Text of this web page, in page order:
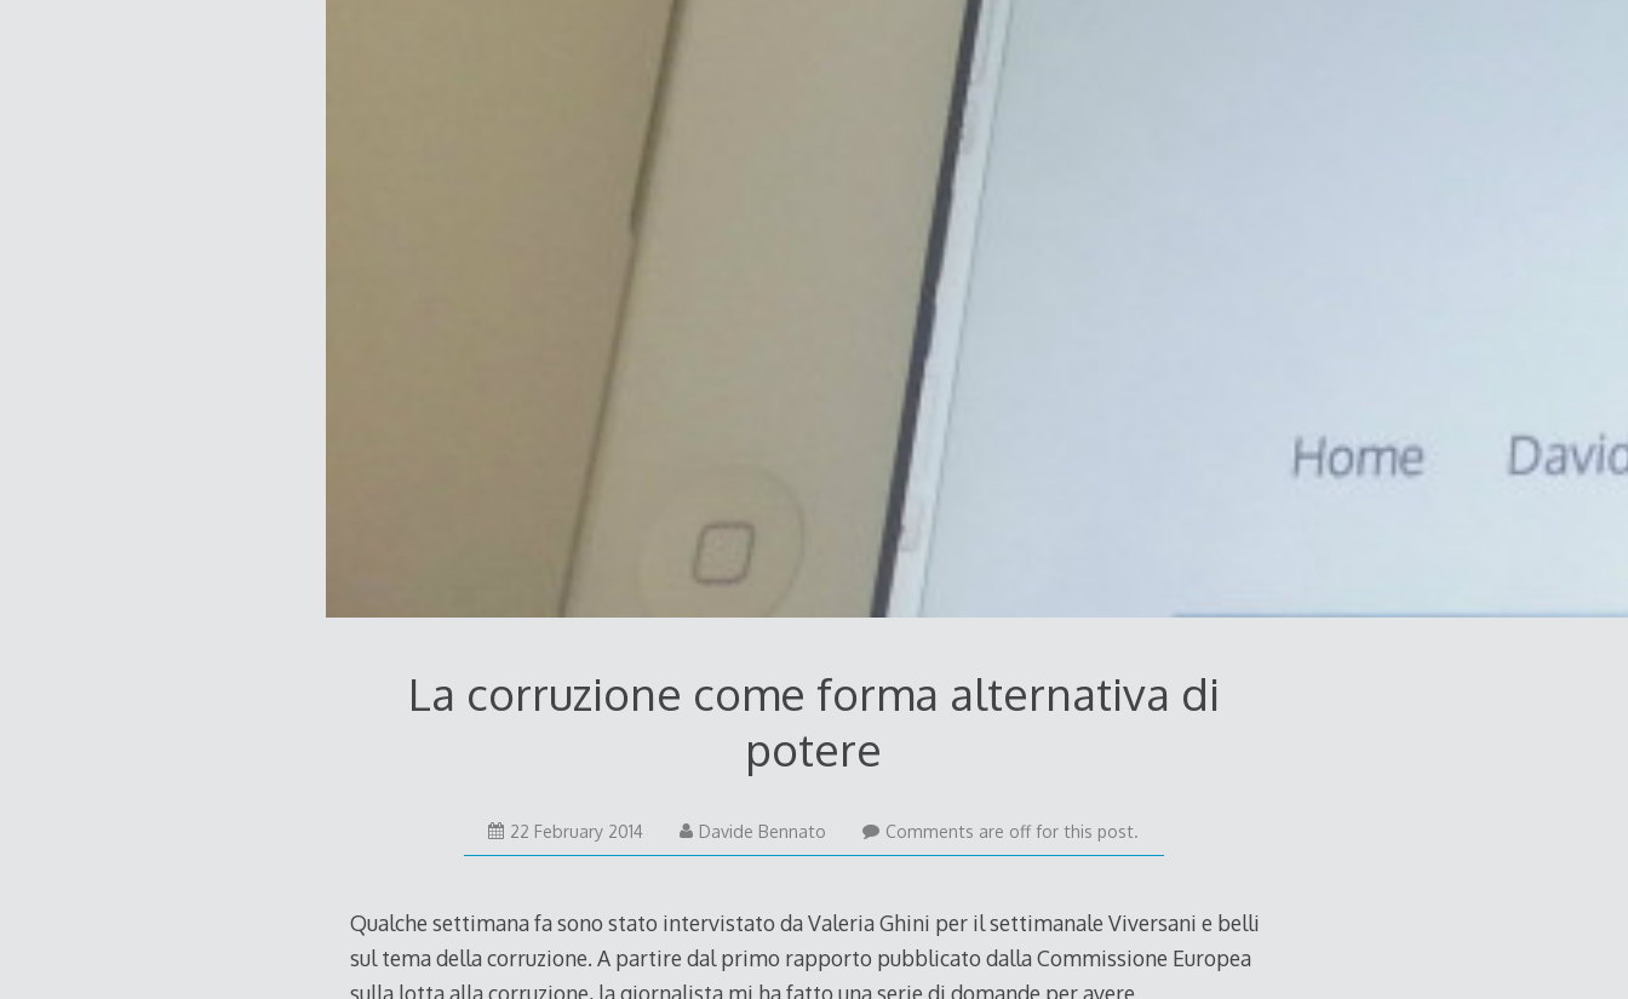
La corruzione come forma alternativa di
potere
22 February 2014 Davide Bennato Comments are off for this post.
Qualche settimana fa sono stato intervistato da Valeria Ghini per il settimanale Viversani e belli
sul tema della corruzione. A partire dal primo rapporto pubblicato dalla Commissione Europea
sulla lotta alla corruzione, la giornalista mi ha fatto una serie di domande per avere